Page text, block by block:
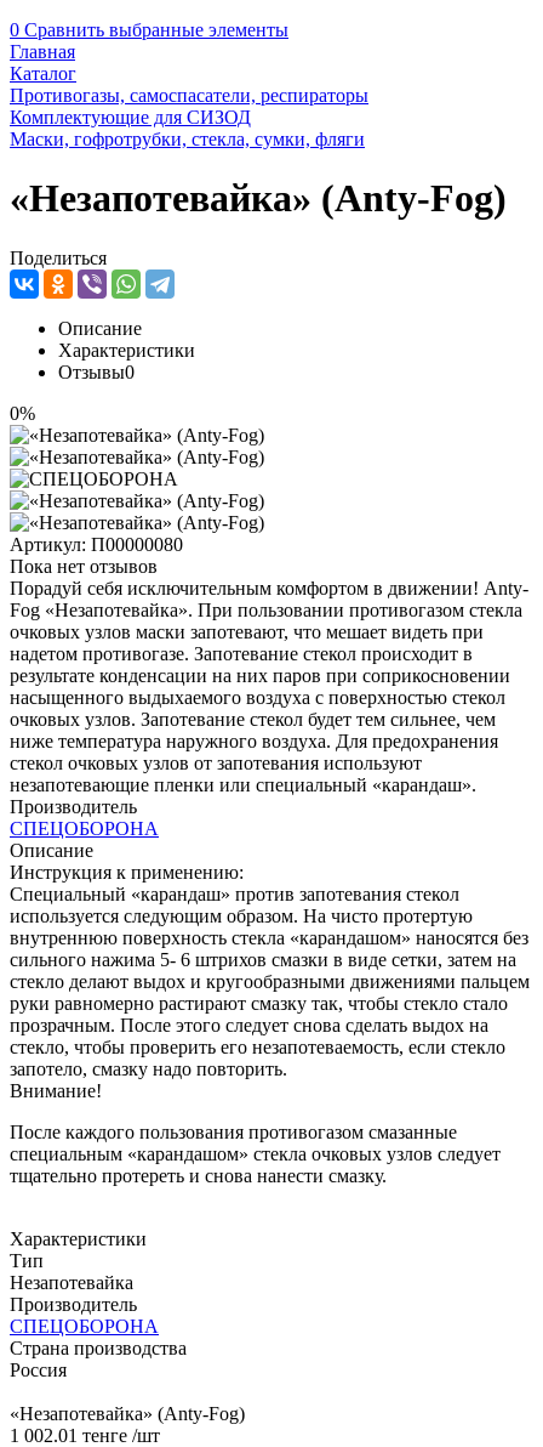
0 Сравнить выбранные элементы
Главная
Каталог
Противогазы, самоспасатели, респираторы
Комплектующие для СИЗОД
Маски, гофротрубки, стекла, сумки, фляги
«Незапотевайка» (Anty-Fog)
Поделиться
Описание
Характеристики
Отзывы0
0%
Артикул: П00000080
Пока нет отзывов
Порадуй себя исключительным комфортом в движении! Anty-
Fog «Незапотевайка». При пользовании противогазом стекла
очковых узлов маски запотевают, что мешает видеть при
надетом противогазе. Запотевание стекол происходит в
результате конденсации на них паров при соприкосновении
насыщенного выдыхаемого воздуха с поверхностью стекол
очковых узлов. Запотевание стекол будет тем сильнее, чем
ниже температура наружного воздуха. Для предохранения
стекол очковых узлов от запотевания используют
незапотевающие пленки или специальный «карандаш».
Производитель
СПЕЦОБОРОНА
Описание
Инструкция к применению:
Специальный «карандаш» против запотевания стекол
используется следующим образом. На чисто протертую
внутреннюю поверхность стекла «карандашом» наносятся без
сильного нажима 5- 6 штрихов смазки в виде сетки, затем на
стекло делают выдох и кругообразными движениями пальцем
руки равномерно растирают смазку так, чтобы стекло стало
прозрачным. После этого следует снова сделать выдох на
стекло, чтобы проверить его незапотеваемость, если стекло
запотело, смазку надо повторить.
Внимание!
После каждого пользования противогазом смазанные
специальным «карандашом» стекла очковых узлов следует
тщательно протереть и снова нанести смазку.
Характеристики
Тип
Незапотевайка
Производитель
СПЕЦОБОРОНА
Страна производства
Россия
«Незапотевайка» (Anty-Fog)
1 002.01 тенге /шт